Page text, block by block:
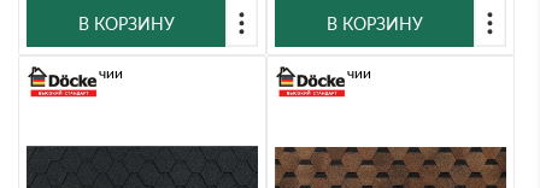
В КОРЗИНУ В КОРЗИНУ
В наличии В наличии